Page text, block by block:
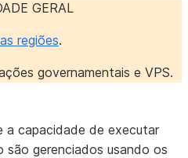
GERAL
regiões.
governamentais e VPS.
a capacidade de executar
são gerenciados usando os